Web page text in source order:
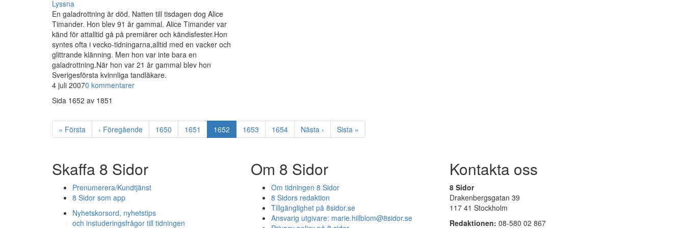
Lyssna
En galadrottning är död. Natten till tisdagen dog Alice
Timander. Hon blev 91 år gammal. Alice Timander var
känd för attalltid gå på premiärer och kändisfester.Hon
syntes ofta i vecko-tidningarna,alltid med en vacker och
glittrande klänning. Men hon var inte bara en
galadrottning.När hon var 21 år gammal blev hon
Sverigesförsta kvinnliga tandläkare.
4 juli 20070 kommentarer
Sida 1652 av 1851
« Första ‹ Föregående 1650 1651 1652 1653 1654 Nästa › Sista »
Skaffa 8 Sidor
Prenumerera/Kundtjänst
8 Sidor som app
Nyhetskorsord, nyhetstips
och instuderingsfrågor till tidningen
Om 8 Sidor
Om tidningen 8 Sidor
8 Sidors redaktion
Tillgänglighet på 8sidor.se
Ansvarig utgivare: marie.hillblom@8sidor.se
Kontakta oss
8 Sidor
Drakenbergsgatan 39
117 41 Stockholm
Redaktionen: 08-580 02 867